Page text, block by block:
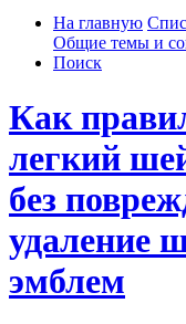
На главную
Общие темы и
Поиск
Как
легкий
без
удаление
эмблем